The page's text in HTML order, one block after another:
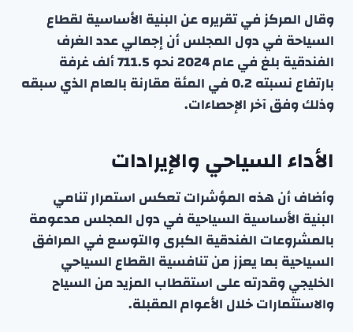
وقال المركز في تقريره عن البنية الأساسية لقطاع
السياحة في دول المجلس أن إجمالي عدد الغرف
الفندقية بلغ في عام 2024 نحو 711.5 ألف غرفة
بارتفاع نسبته 0.2 في المئة مقارنة بالعام الذي سبقه
وذلك وفق آخر الإحصاءات.
الأداء السياحي والإيرادات
وأضاف أن هذه المؤشرات تعكس استمرار تنامي
البنية الأساسية السياحية في دول المجلس مدعومة
بالمشروعات الفندقية الكبرى والتوسع في المرافق
السياحية بما يعزز من تنافسية القطاع السياحي
الخليجي وقدرته على استقطاب المزيد من السياح
والاستثمارات خلال الأعوام المقبلة.